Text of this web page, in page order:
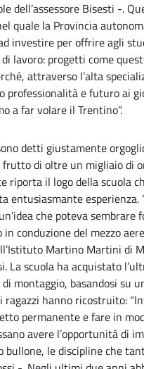
dell’assessore Bisesti -.
quale la Provincia
investire per offrire agli
lavoro: progetti come
attraverso l’alta
professionalità e futuro ai
a far volare il Trentino”.
detti giustamente
frutto di oltre un migliaio di
riporta il logo della scuola
entusiasmante
che poteva sembrare
in conduzione del mezzo
Martino Martini di
La scuola ha acquistato
montaggio, basandosi su
ragazzi hanno ricostruito:
permanente e fare in
avere l’opportunità di
bullone, le discipline che